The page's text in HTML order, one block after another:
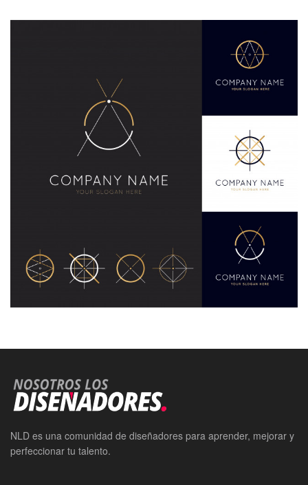
NLD es una comunidad de diseñadores para aprender, mejorar y
perfeccionar tu talento.